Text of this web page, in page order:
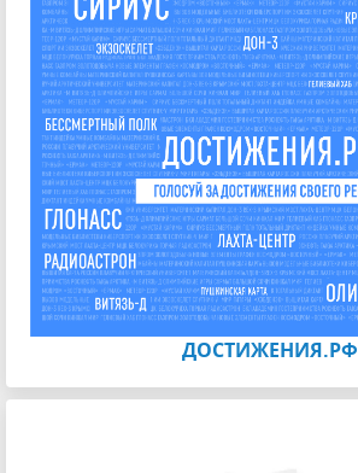
ДОСТИЖЕНИЯ.РФ